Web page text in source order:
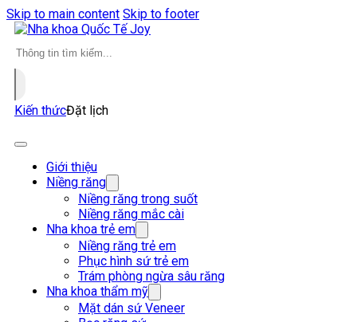
Skip to main content Skip to footer
...
Kiến thứcĐặt lịch
Giới thiệu
Niềng răng
Niềng răng trong suốt
Niềng răng mắc cài
Nha khoa trẻ em
Niềng răng trẻ em
Phục hình sứ trẻ em
Trám phòng ngừa sâu răng
Nha khoa thẩm mỹ
Mặt dán sứ Veneer